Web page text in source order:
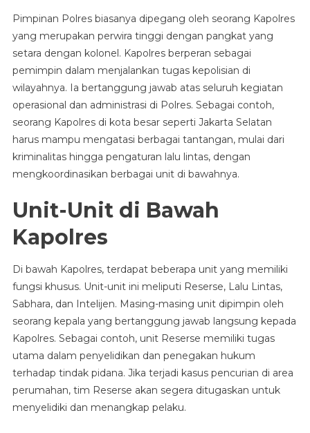
Pimpinan Polres biasanya dipegang oleh seorang Kapolres
yang merupakan perwira tinggi dengan pangkat yang
setara dengan kolonel. Kapolres berperan sebagai
pemimpin dalam menjalankan tugas kepolisian di
wilayahnya. Ia bertanggung jawab atas seluruh kegiatan
operasional dan administrasi di Polres. Sebagai contoh,
seorang Kapolres di kota besar seperti Jakarta Selatan
harus mampu mengatasi berbagai tantangan, mulai dari
kriminalitas hingga pengaturan lalu lintas, dengan
mengkoordinasikan berbagai unit di bawahnya.
Unit-Unit di Bawah
Kapolres
Di bawah Kapolres, terdapat beberapa unit yang memiliki
fungsi khusus. Unit-unit ini meliputi Reserse, Lalu Lintas,
Sabhara, dan Intelijen. Masing-masing unit dipimpin oleh
seorang kepala yang bertanggung jawab langsung kepada
Kapolres. Sebagai contoh, unit Reserse memiliki tugas
utama dalam penyelidikan dan penegakan hukum
terhadap tindak pidana. Jika terjadi kasus pencurian di area
perumahan, tim Reserse akan segera ditugaskan untuk
menyelidiki dan menangkap pelaku.